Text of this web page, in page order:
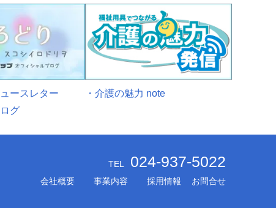
ースレター
グ
・介護の魅力 note
TEL 024-937-5022
会社概要 事業内容 採用情報 お問合せ